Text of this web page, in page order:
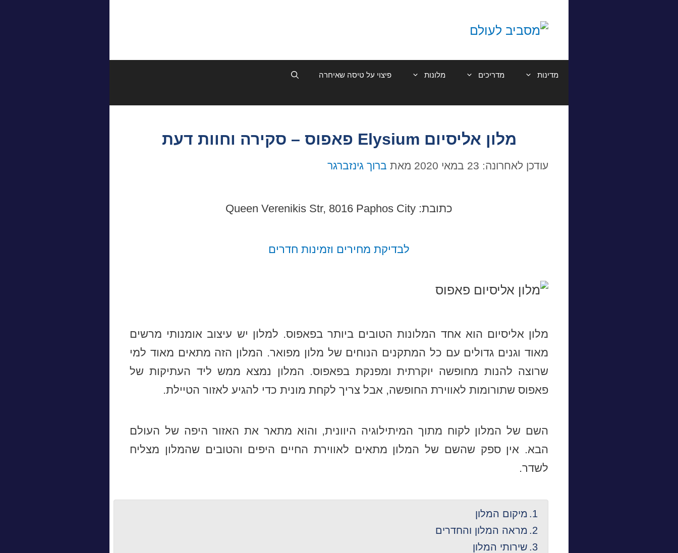
מדינות מדריכים מלונות פיצוי על טיסה שאיחרה
מלון אליסיום Elysium פאפוס – סקירה וחוות דעת
עודכן לאחרונה: 23 במאי 2020 מאת ברוך גינזברגר
כתובת: Queen Verenikis Str, 8016 Paphos City
לבדיקת מחירים וזמינות חדרים
מלון אליסיום הוא אחד המלונות הטובים ביותר בפאפוס. למלון יש עיצוב אומנותי מרשים
מאוד וגנים גדולים עם כל המתקנים הנוחים של מלון מפואר. המלון הזה מתאים מאוד למי
שרוצה להנות מחופשה יוקרתית ומפנקת בפאפוס. המלון נמצא ממש ליד העתיקות של
פאפוס שתורומות לאווירת החופשה, אבל צריך לקחת מונית כדי להגיע לאזור הטיילת.
השם של המלון לקוח מתוך המיתילוגיה היוונית, והוא מתאר את האזור היפה של העולם
הבא. אין ספק שהשם של המלון מתאים לאווירת החיים היפים והטובים שהמלון מצליח
לשדר.
מיקום המלון
מראה המלון והחדרים
שירותי המלון